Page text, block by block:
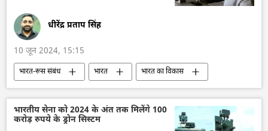
धीरेंद्र प्रताप सिंह
10 जून 2024, 15:15
भारत-रूस संबंध भारत
भारत का विकास
भारत सरकार
रूस
​चिकित्सा
अस्पताल
कृत्रिम बुद्धि
Artificial Intelligence (AI)
भारतीय सेना को 2024 के अंत तक मिलेंगे 100
करोड़ रुपये के ड्रोन सिस्टम